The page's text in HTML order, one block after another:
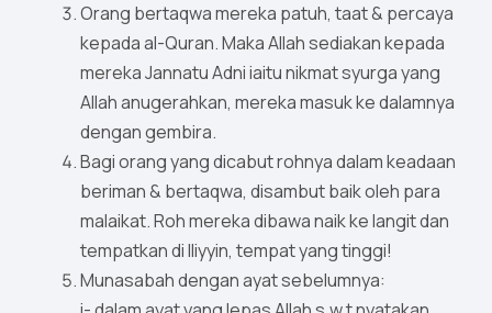
Orang bertaqwa mereka patuh, taat & percaya
kepada al-Quran. Maka Allah sediakan kepada
mereka Jannatu Adni iaitu nikmat syurga yang
Allah anugerahkan, mereka masuk ke dalamnya
dengan gembira.
Bagi orang yang dicabut rohnya dalam keadaan
beriman & bertaqwa, disambut baik oleh para
malaikat. Roh mereka dibawa naik ke langit dan
tempatkan di Iliyyin, tempat yang tinggi!
Munasabah dengan ayat sebelumnya: